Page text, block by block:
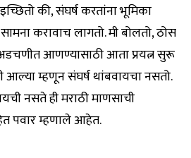
की, संघर्ष करतांना भूमिका
करावाच लागतो. मी बोलतो, ठोस
आणण्यासाठी आता प्रयत्न सुरू
म्हणून संघर्ष थांबवायचा नसतो.
नसते ही मराठी माणसाची
पवार म्हणाले आहेत.